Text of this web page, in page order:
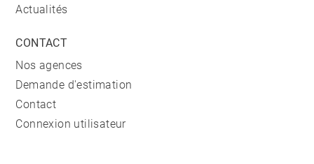
Actualités
CONTACT
Nos agences
Demande d'estimation
Contact
Connexion utilisateur